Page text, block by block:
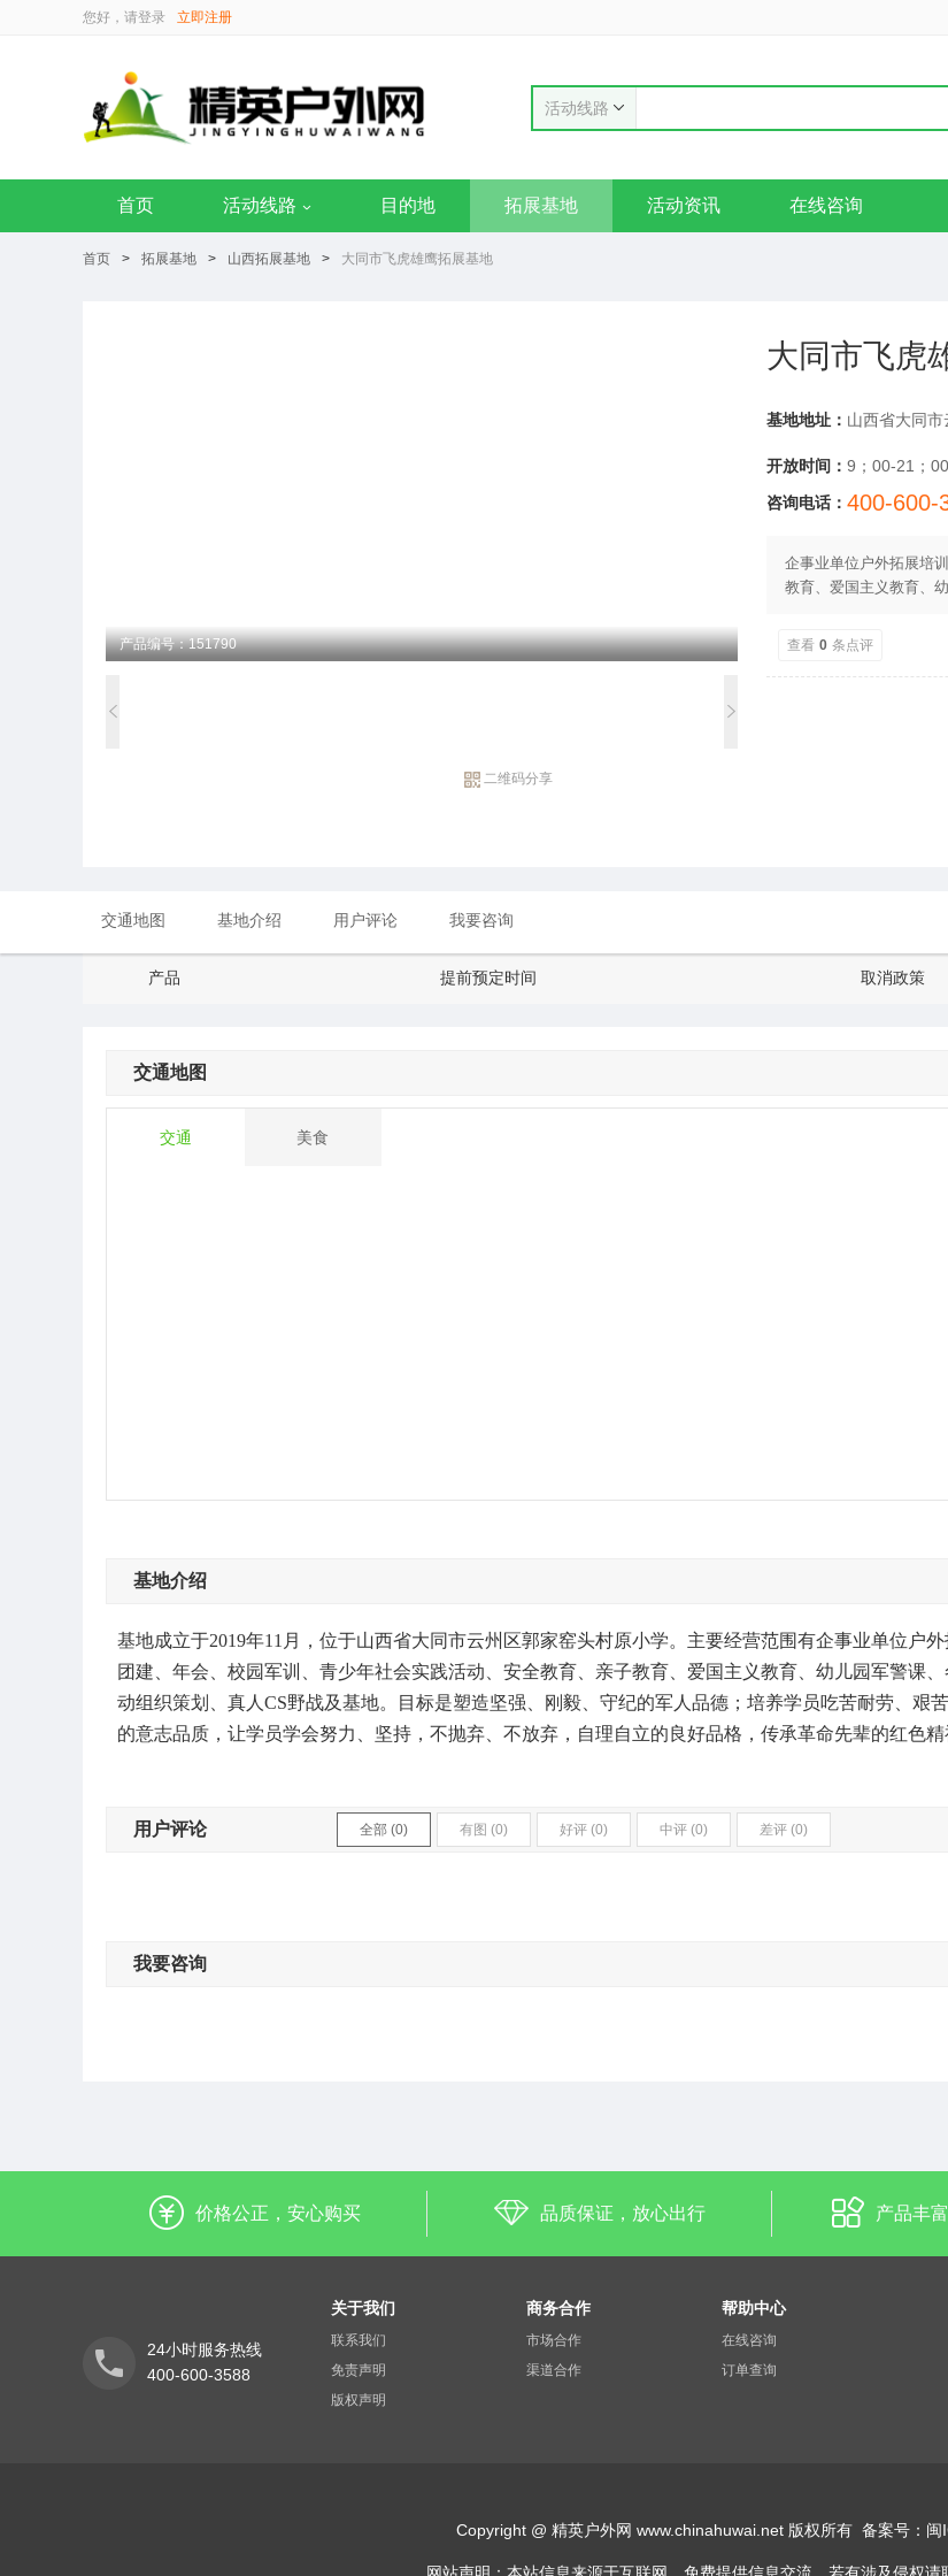
您好，请登录 立即注册
活动线路
首页 活动线路 目的地 拓展基地 活动资讯 在线咨询
首页 > 拓展基地 > 山西拓展基地 > 大同市飞虎雄鹰拓展基地
产品编号：151790
二维码分享
大同市飞虎
基地地址：
开放时间： 9；00-21；00
咨询电话： 400-600-
企事业单位户外拓展培
教育、爱国主义教育、
查看 0 条点评
交通地图 基地介绍 用户评论 我要咨询
产品 提前预定时间 取消政策
交通地图
交通 美食
基地介绍
基地成立于2019年11月，位于山西省大同市云州区郭家窑头村原小学。主要经营范围有企事业单位户外
团建、年会、校园军训、青少年社会实践活动、安全教育、亲子教育、爱国主义教育、幼儿园军警课
动组织策划、真人CS野战及基地。目标是塑造坚强、刚毅、守纪的军人品德；培养学员吃苦耐劳、艰
的意志品质，让学员学会努力、坚持，不抛弃、不放弃，自理自立的良好品格，传承革命先辈的红色精
用户评论 全部 (0) 有图 (0) 好评 (0) 中评 (0) 差评 (0)
我要咨询
价格公正，安心购买 品质保证，放心出行 产品丰
24小时服务热线
400-600-3588
关于我们
联系我们
免责声明
版权声明
商务合作
市场合作
渠道合作
帮助中心
在线咨询
订单查询
Copyright @ 精英户外网 www.chinahuwai.net 版权所有 备案号： 闽